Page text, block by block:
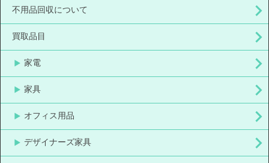
不用品回収について
買取品目
家電
家具
オフィス用品
デザイナーズ家具